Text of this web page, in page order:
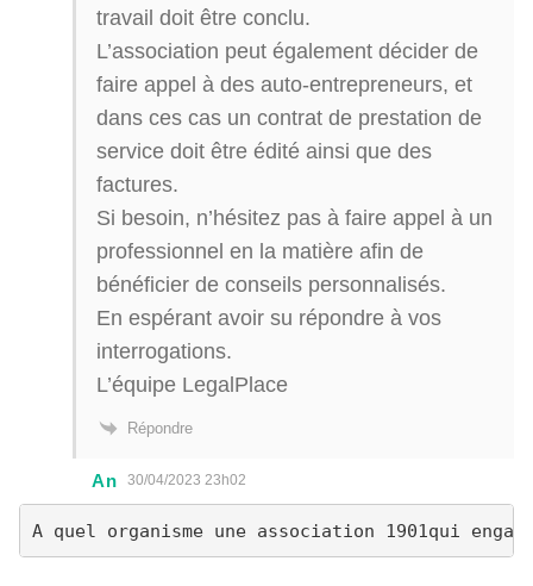
travail doit être conclu.
L’association peut également décider de
faire appel à des auto-entrepreneurs, et
dans ces cas un contrat de prestation de
service doit être édité ainsi que des
factures.
Si besoin, n’hésitez pas à faire appel à un
professionnel en la matière afin de
bénéficier de conseils personnalisés.
En espérant avoir su répondre à vos
interrogations.
L’équipe LegalPlace
Répondre
An 30/04/2023 23h02